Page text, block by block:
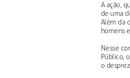
A ação,
de uma
Além da
homens
Nesse
Público,
o